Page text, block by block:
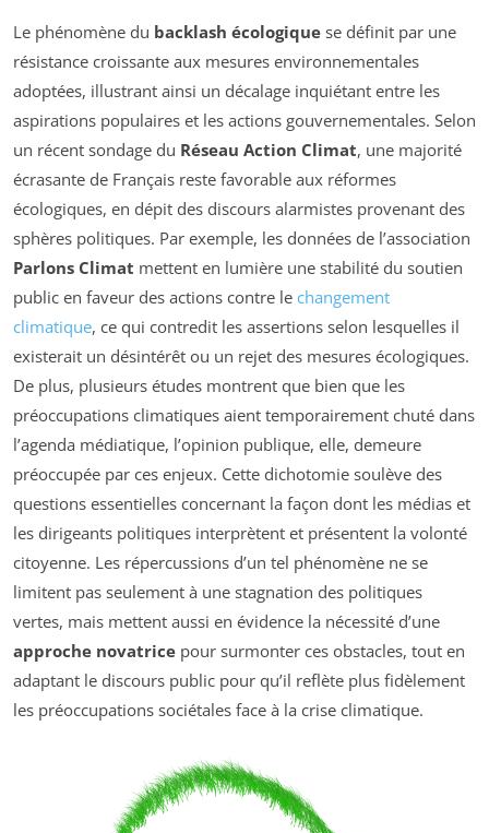
Le phénomène du backlash écologique se définit par une
résistance croissante aux mesures environnementales
adoptées, illustrant ainsi un décalage inquiétant entre les
aspirations populaires et les actions gouvernementales. Selon
un récent sondage du Réseau Action Climat, une majorité
écrasante de Français reste favorable aux réformes
écologiques, en dépit des discours alarmistes provenant des
sphères politiques. Par exemple, les données de l’association
Parlons Climat mettent en lumière une stabilité du soutien
public en faveur des actions contre le changement
climatique, ce qui contredit les assertions selon lesquelles il
existerait un désintérêt ou un rejet des mesures écologiques.
De plus, plusieurs études montrent que bien que les
préoccupations climatiques aient temporairement chuté dans
l’agenda médiatique, l’opinion publique, elle, demeure
préoccupée par ces enjeux. Cette dichotomie soulève des
questions essentielles concernant la façon dont les médias et
les dirigeants politiques interprètent et présentent la volonté
citoyenne. Les répercussions d’un tel phénomène ne se
limitent pas seulement à une stagnation des politiques
vertes, mais mettent aussi en évidence la nécessité d’une
approche novatrice pour surmonter ces obstacles, tout en
adaptant le discours public pour qu’il reflète plus fidèlement
les préoccupations sociétales face à la crise climatique.